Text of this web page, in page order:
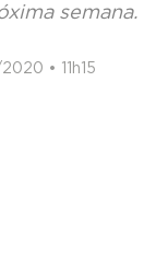
semana.
• 11h15